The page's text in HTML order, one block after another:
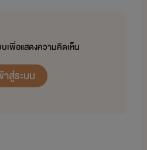
เพื่อแสดงความคิดเห็น
าสู่ระบบ